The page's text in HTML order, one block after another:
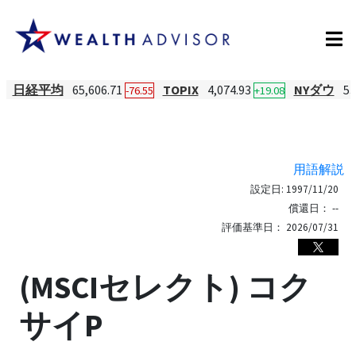
日経平均 65,606.71 -76.55 TOPIX 4,074.93 +19.08 NYダウ
用語解説
設定日: 1997/11/20
償還日： --
評価基準日： 2026/07/31
(MSCIセレクト) コク
サイP